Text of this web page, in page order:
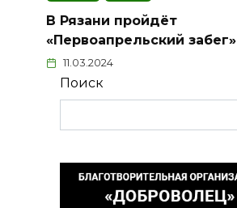
В Рязани пройдёт
«Первоапрельский забег»
11.03.2024
Поиск